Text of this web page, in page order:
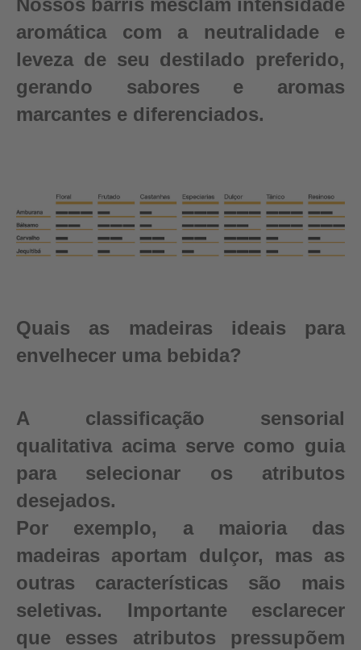
Nossos barris mesclam intensidade
aromática com a neutralidade e
leveza de seu destilado preferido,
gerando sabores e aromas
marcantes e diferenciados.
Quais as madeiras ideais para
envelhecer uma bebida?
A classificação sensorial
qualitativa acima serve como guia
para selecionar os atributos
desejados.
Por exemplo, a maioria das
madeiras aportam dulçor, mas as
outras características são mais
seletivas. Importante esclarecer
que esses atributos pressupõem